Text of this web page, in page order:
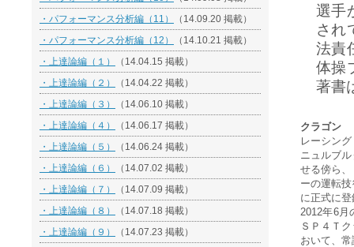
・パフォーマンス分析編（11）
（14.09.20 掲載）
・パフォーマンス分析編（12）
（14.10.21 掲載）
・上達論編（１）
（14.04.15 掲載）
・上達論編（２）
（14.04.22 掲載）
・上達論編（３）
（14.06.10 掲載）
・上達論編（４）
（14.06.17 掲載）
・上達論編（５）
（14.06.24 掲載）
・上達論編（６）
（14.07.02 掲載）
・上達論編（７）
（14.07.09 掲載）
・上達論編（８）
（14.07.18 掲載）
・上達論編（９）
（14.07.23 掲載）
選手
され
法責
体操
著書
クラゴン
レーシン
ニュルブ
せる傍ら
ーの運転
に正式に
2012年6月
ＳＰ４Ｔ
おいて、